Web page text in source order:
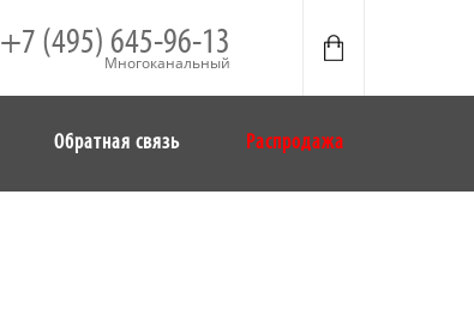
+7 (495) 645-96-13
Многоканальный
Обратная связь Распродажа